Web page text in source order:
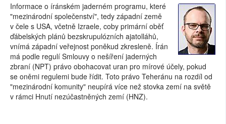
Informace o íránském jaderném programu, které
"mezinárodní společenství", tedy západní země
v čele s USA, včetně Izraele, coby primární oběť
ďábelských plánů bezskrupulózních ajatolláhů,
vnímá západní veřejnost poněkud zkresleně. Írán
má podle regulí Smlouvy o nešíření jaderných
zbraní (NPT) právo obohacovat uran pro mírové účely, pokud
se oněmi regulemi bude řídit. Toto právo Teheránu na rozdíl od
"mezinárodní komunity" neupírá více než stovka zemí na světě
v rámci Hnutí nezúčastněných zemí (HNZ).